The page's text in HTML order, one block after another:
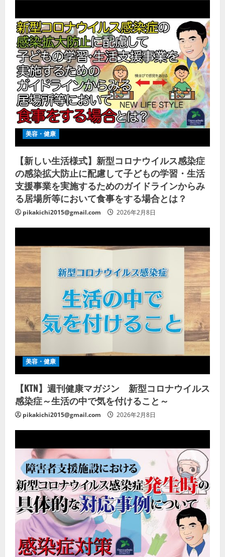
美容・健康
【新しい生活様式】新型コロナウイルス感染症
の感染拡大防止に配慮して子どもの学習・生活
支援事業を実施するためのガイドラインからみ
る居場所等において食事をする場合とは？
pikakichi2015@gmail.com 2026年2月8日
美容・健康
【KTN】週刊健康マガジン 新型コロナウイルス
感染症～生活の中で気を付けること～
pikakichi2015@gmail.com 2026年2月8日